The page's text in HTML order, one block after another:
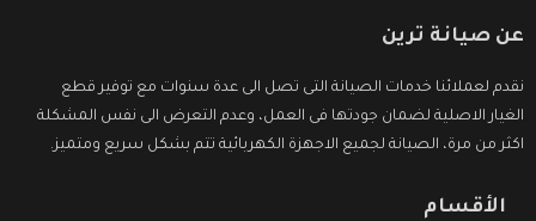
عن صيانة ترين
نقدم لعملائنا خدمات الصيانة التى تصل الى عدة سنوات مع توفير قطع
الغيار الاصلية لضمان جودتها فى العمل، وعدم التعرض الى نفس المشكلة
اكثر من مرة، الصيانة لجميع الاجهزة الكهربائية تتم بشكل سريع ومتميز.
الأقسام